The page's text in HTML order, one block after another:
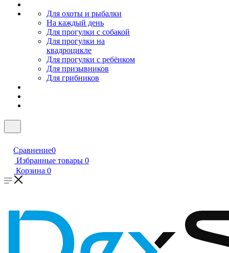
Для охоты и рыбалки
На каждый день
Для прогулки с собакой
Для прогулки на
квадроцикле
Для прогулки с ребёнком
Для призывников
Для грибников
Сравнение0
Избранные товары 0
Корзина 0